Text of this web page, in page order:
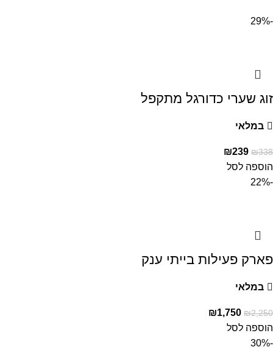
-29%
זוג שערי כדורגל מתקפל
במלאי
₪338
₪239
הוספה לסל
-22%
פארק פעילות בייתי ענק
במלאי
₪2,250
₪1,750
הוספה לסל
-30%